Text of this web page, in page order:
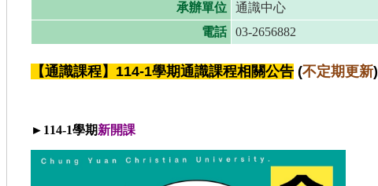
承辦單位 通識中心
電話
03-2656882
【通識課程】114-1學期通識課程相關公告 (不定期更新)
►114-1學期新開課